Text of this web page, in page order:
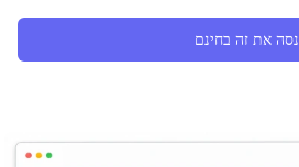
נסה את זה בחינם